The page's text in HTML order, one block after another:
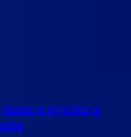
сына в куклы и